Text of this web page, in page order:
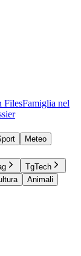
FilesFamiglia nel
Meteo
TgTech
Animali